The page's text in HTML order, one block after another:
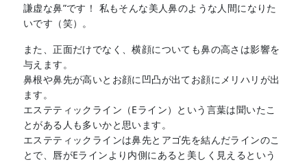
謙虚な鼻”です！ 私もそんな美人鼻のような人間になりた
いです（笑）。
また、正面だけでなく、横顔についても鼻の高さは影響を
与えます。
鼻根や鼻先が高いとお顔に凹凸が出てお顔にメリハリが出
ます。
エステティックライン（Eライン）という言葉は聞いたこ
とがある人も多いかと思います。
エステティックラインは鼻先とアゴ先を結んだラインのこ
とで、唇がEラインより内側にあると美しく見えるという